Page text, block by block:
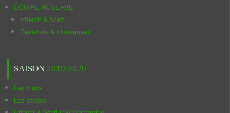
ÉQUIPE RÉSERVE
Effectif & Staff
Résultats & classement
SAISON 2019/2020
Les clubs
Les stades